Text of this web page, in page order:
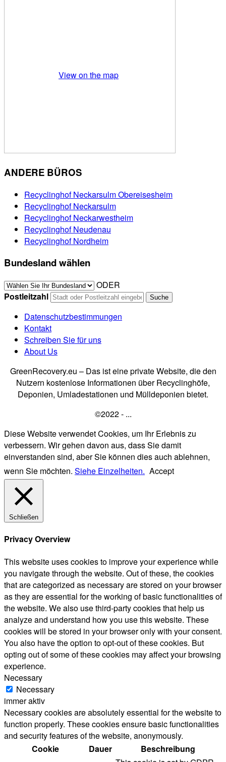
View on the map
ANDERE BÜROS
Recyclinghof Neckarsulm Obereisesheim
Recyclinghof Neckarsulm
Recyclinghof Neckarwestheim
Recyclinghof Neudenau
Recyclinghof Nordheim
Bundesland wählen
ODER
Postleitzahl
Datenschutzbestimmungen
Kontakt
Schreiben Sie für uns
About Us
GreenRecovery.eu – Das ist eine private Website, die den
Nutzern kostenlose Informationen über Recyclinghöfe,
Deponien, Umladestationen und Mülldeponien bietet.
©2022 - ...
Diese Website verwendet Cookies, um Ihr Erlebnis zu
verbessern. Wir gehen davon aus, dass Sie damit
einverstanden sind, aber Sie können dies auch ablehnen,
wenn Sie möchten. Siehe Einzelheiten. Accept
Schließen
Privacy Overview
This website uses cookies to improve your experience while
you navigate through the website. Out of these, the cookies
that are categorized as necessary are stored on your browser
as they are essential for the working of basic functionalities of
the website. We also use third-party cookies that help us
analyze and understand how you use this website. These
cookies will be stored in your browser only with your consent.
You also have the option to opt-out of these cookies. But
opting out of some of these cookies may affect your browsing
experience.
Necessary
Necessary
immer aktiv
Necessary cookies are absolutely essential for the website to
function properly. These cookies ensure basic functionalities
and security features of the website, anonymously.
Cookie
Dauer
Beschreibung